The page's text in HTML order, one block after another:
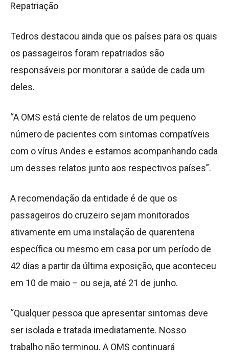
Repatriação
Tedros destacou ainda que os países para os quais
os passageiros foram repatriados são
responsáveis por monitorar a saúde de cada um
deles.
“A OMS está ciente de relatos de um pequeno
número de pacientes com sintomas compatíveis
com o vírus Andes e estamos acompanhando cada
um desses relatos junto aos respectivos países”.
A recomendação da entidade é de que os
passageiros do cruzeiro sejam monitorados
ativamente em uma instalação de quarentena
específica ou mesmo em casa por um período de
42 dias a partir da última exposição, que aconteceu
em 10 de maio – ou seja, até 21 de junho.
“Qualquer pessoa que apresentar sintomas deve
ser isolada e tratada imediatamente. Nosso
trabalho não terminou. A OMS continuará